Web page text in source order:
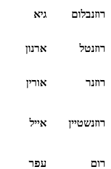
רוזנבלום גיא
רוזנטל ארנון
רוזנר אורין
רוזנשטיין אייל
רום עפר